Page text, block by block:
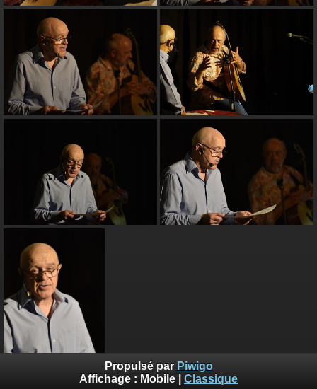
Propulsé par Piwigo
Affichage : Mobile Classique